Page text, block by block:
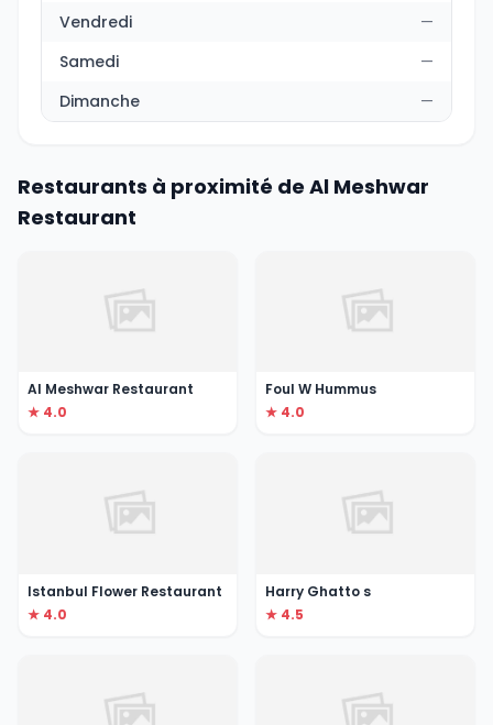
Vendredi
—
Samedi
—
Dimanche
—
Restaurants à proximité de Al Meshwar
Restaurant
Al Meshwar Restaurant
★ 4.0
Foul W Hummus
★ 4.0
Istanbul Flower Restaurant
★ 4.0
Harry Ghatto s
★ 4.5